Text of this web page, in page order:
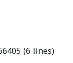
(6 lines)